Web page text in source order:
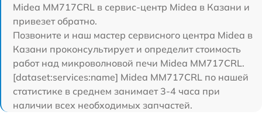
Midea MM717CRL в сервис-центр Midea в Казани и
привезет обратно.
Позвоните и наш мастер сервисного центра Midea в
Казани проконсультирует и определит стоимость
работ над микроволновой печи Midea MM717CRL.
[dataset:services:name] Midea MM717CRL по нашей
статистике в среднем занимает 3-4 часа при
наличии всех необходимых запчастей.